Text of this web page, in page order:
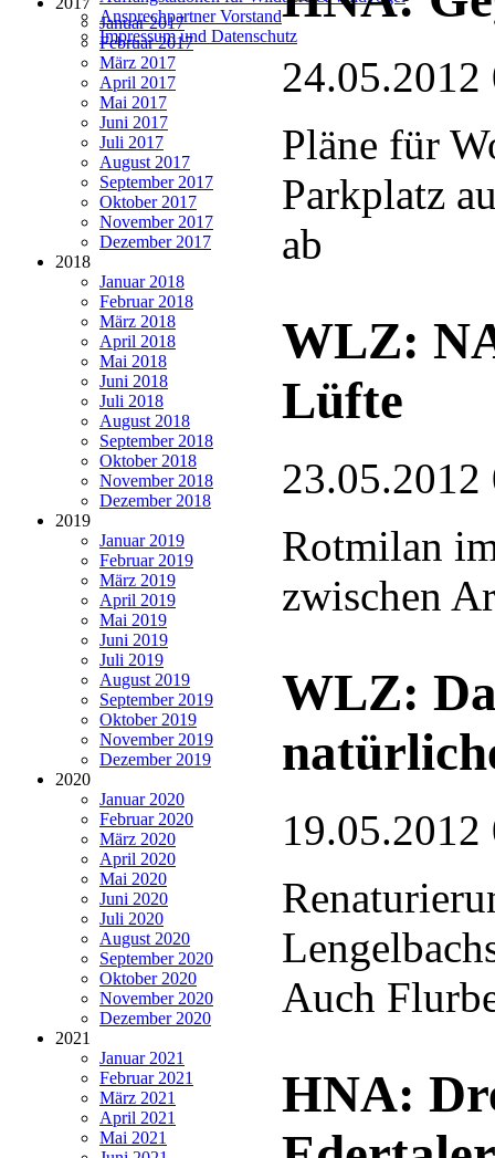
Ansprechpartner Vorstand
Impressum und Datenschutz
Januar 2017
Februar 2017
März 2017
April 2017
Mai 2017
Juni 2017
Juli 2017
August 2017
September 2017
Oktober 2017
November 2017
Dezember 2017
2018
Januar 2018
Februar 2018
März 2018
April 2018
Mai 2018
Juni 2018
Juli 2018
August 2018
September 2018
Oktober 2018
November 2018
Dezember 2018
2019
Januar 2019
Februar 2019
März 2019
April 2019
Mai 2019
Juni 2019
Juli 2019
August 2019
September 2019
Oktober 2019
November 2019
Dezember 2019
2020
Januar 2020
Februar 2020
März 2020
April 2020
Mai 2020
Juni 2020
Juli 2020
August 2020
September 2020
Oktober 2020
November 2020
Dezember 2020
2021
Januar 2021
Februar 2021
März 2021
April 2021
Mai 2021
24.05.2012
Pläne für
Parkplatz
ab
WLZ:
Lüfte
23.05.2012
Rotmilan
zwischen
WLZ:
19.05.2012
Auch
HNA: